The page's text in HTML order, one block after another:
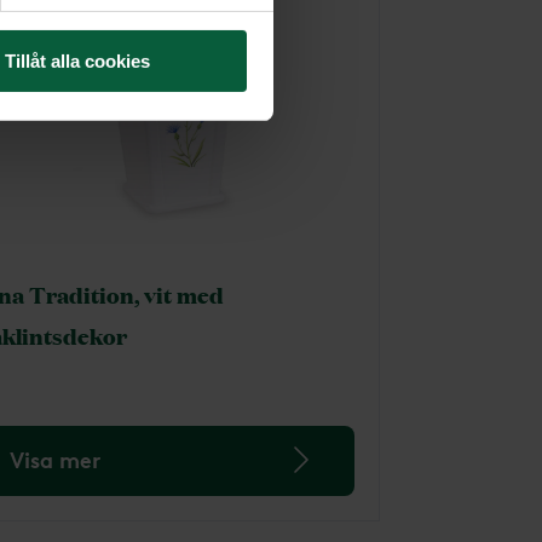
Tillåt alla cookies
Tradition, vit med
Visa mer